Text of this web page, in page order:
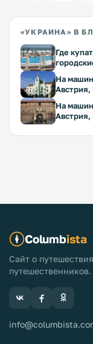
«УКРАИНА» В
Где
На
На
Columbista
Сайт о
путешественников.